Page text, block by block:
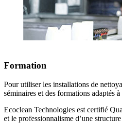
Formation
Pour utiliser les installations de
séminaires et des formations adaptés
Ecoclean Technologies est certifié
et le professionnalisme d’une